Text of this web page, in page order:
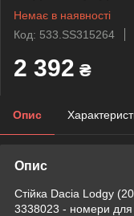
Немає в наявності
Код: 533.SS315264
2 392 ₴
Опис
Опис
Стійка Dacia Lodgy
3338023 - номери для